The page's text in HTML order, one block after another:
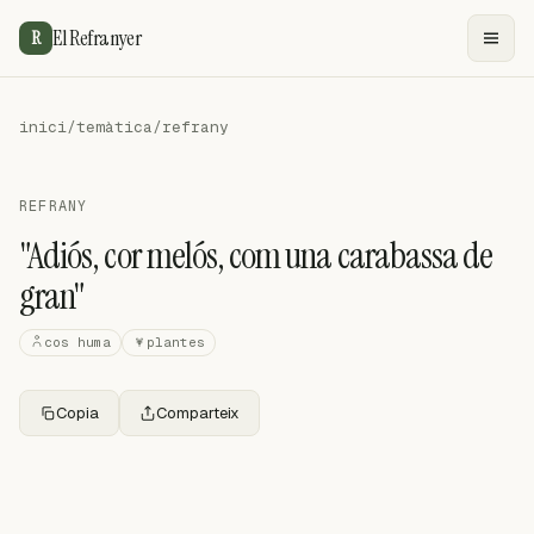
R El Refranyer
inici/temàtica/refrany
REFRANY
"Adiós, cor melós, com una carabassa de
gran"
cos huma plantes
Copia Comparteix